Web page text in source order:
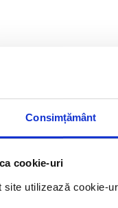
Consimțământ
cookie-uri
site utilizează cookie-